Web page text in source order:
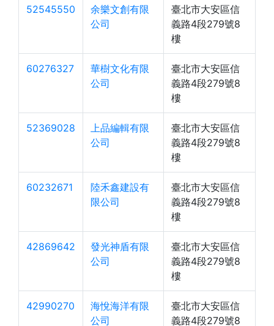
52545550
余樂文創有限
公司
臺北市大安區信
義路4段279號8
樓
60276327
華樹文化有限
公司
臺北市大安區信
義路4段279號8
樓
52369028
上品編輯有限
公司
臺北市大安區信
義路4段279號8
樓
60232671
陸禾鑫建設有
限公司
臺北市大安區信
義路4段279號8
樓
42869642
發光神盾有限
公司
臺北市大安區信
義路4段279號8
樓
42990270
海悅海洋有限
公司
臺北市大安區信
義路4段279號8